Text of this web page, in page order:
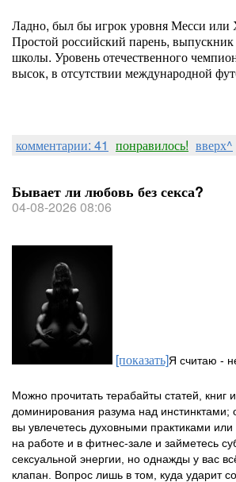
Ладно, был бы игрок уровня Месси или
Простой российский парень,
школы. Уровень отечественного
высок, в отсутствии международной
комментарии: 41 понравилось! вверх^
Бывает ли любовь без секса?
04-08-2026 08:06
[показать]Я считаю -
Можно прочитать терабайты статей, книг
доминирования разума над инстинктами;
вы увлечетесь духовными практиками или
на работе и в фитнес-зале и займетесь
сексуальной энергии, но однажды у вас
клапан. Вопрос лишь в том, куда ударит